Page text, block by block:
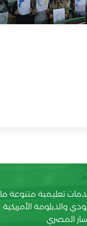
تعليمية متنوعة ما
والدبلومة الأمريكية
المصري